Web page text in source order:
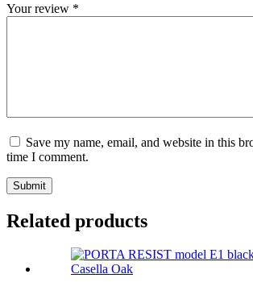
Your review *
Save my name, email, and website in this
time I comment.
Submit
Related products